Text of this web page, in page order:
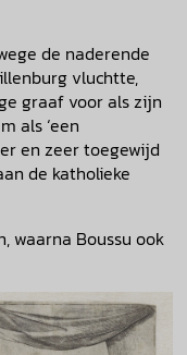
de naderende
vluchtte,
graaf voor als zijn
als ‘een
en zeer toegewijd
de katholieke
waarna Boussu ook